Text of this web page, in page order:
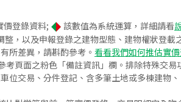
價登錄資料; 該數值為系統運算，詳細請看
，以及申報登錄之建物型態、建物權狀登載
所差異，請斟酌參考。 看看我們如何推估實
頁面之粉色「備註資訊」欄。排除特殊交
位交易、分件登記、含多筆土地或多棟建物